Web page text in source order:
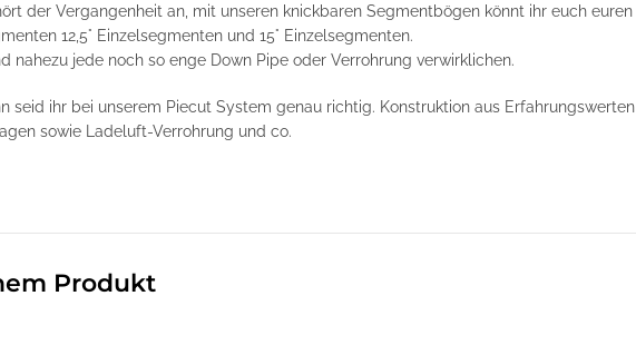
der Vergangenheit an, mit unseren knickbaren Segmentbögen könnt ihr euch
12,5° Einzelsegmenten und 15° Einzelsegmenten.
nahezu jede noch so enge Down Pipe oder Verrohrung verwirklichen.
seid ihr bei unserem Piecut System genau richtig. Konstruktion aus
sowie Ladeluft-Verrohrung und co.
Produkt